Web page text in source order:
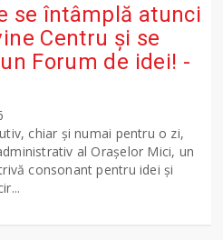
se întâmplă atunci
Centru și se
Forum de idei! -
chiar și numai pentru o zi,
al Orașelor Mici, un
consonant pentru idei și